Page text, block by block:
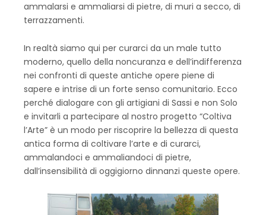
ammalarsi e ammaliarsi di pietre, di muri a secco, di
terrazzamenti.
In realtà siamo qui per curarci da un male tutto
moderno, quello della noncuranza e dell’indifferenza
nei confronti di queste antiche opere piene di
sapere e intrise di un forte senso comunitario. Ecco
perché dialogare con gli artigiani di Sassi e non Solo
e invitarli a partecipare al nostro progetto “Coltiva
l’Arte” è un modo per riscoprire la bellezza di questa
antica forma di coltivare l’arte e di curarci,
ammalandoci e ammaliandoci di pietre,
dall’insensibilità di oggigiorno dinnanzi queste opere.